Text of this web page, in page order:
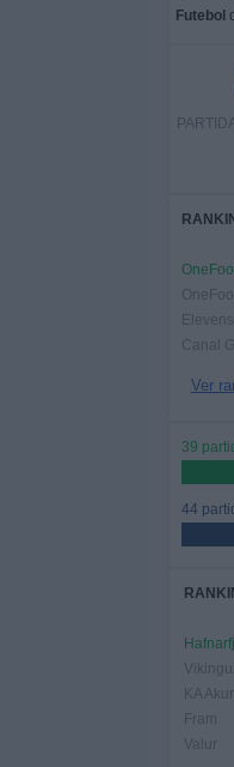
Futebol
Canal
Ver
39
44
KA
Fram
Valur